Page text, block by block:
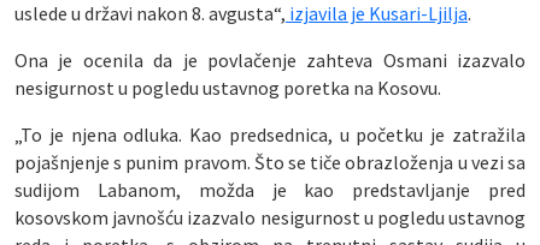
uslede u državi nakon 8. avgusta“, izjavila je Kusari-Ljilja.
Ona je ocenila da je povlačenje zahteva Osmani izazvalo
nesigurnost u pogledu ustavnog poretka na Kosovu.
„To je njena odluka. Kao predsednica, u početku je zatražila
pojašnjenje s punim pravom. Što se tiče obrazloženja u vezi sa
sudijom Labanom, možda je kao predstavljanje pred
kosovskom javnošću izazvalo nesigurnost u pogledu ustavnog